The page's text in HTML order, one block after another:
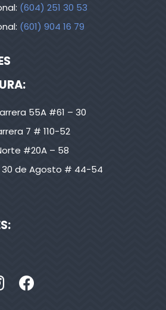
(604) 251 30 53
(601) 904 16 79
55A #61 – 30
7 # 110-52
#20A – 58
30 de Agosto # 44-54